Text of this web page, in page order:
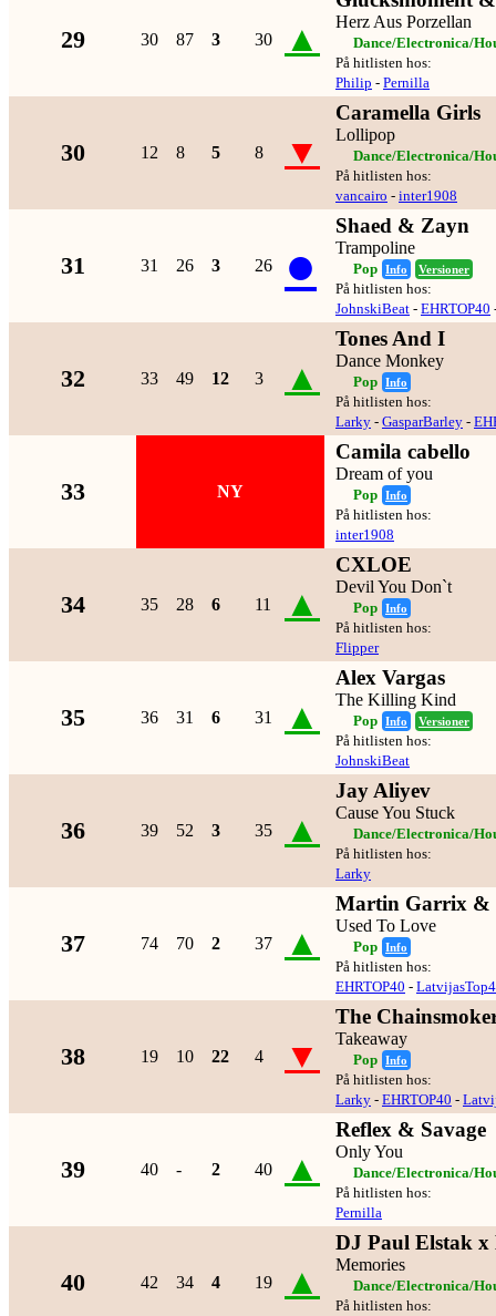
29 30 87 3 30 ▲ Herz Aus Porzellan
Dance/Electronica/
På hitlisten hos:
Philip - Pernilla
30 12 8 5 8 ▼
Caramella Girls
Lollipop
Dance/Electronica/
På hitlisten hos:
vancairo - inter1908
31 31 26 3 26 ●
Shaed & Zayn
Trampoline
Pop Info Versioner
På hitlisten hos:
JohnskiBeat - EHRTOP40
32 33 49 12 3 ▲
Tones And I
Dance Monkey
Pop Info
På hitlisten hos:
Larky - GasparBarley -
33 NY
Camila cabello
Dream of you
Pop Info
På hitlisten hos:
inter1908
34 35 28 6 11 ▲
CXLOE
Devil You Don`t
Pop Info
På hitlisten hos:
Flipper
35 36 31 6 31 ▲
Alex Vargas
The Killing Kind
Pop Info Versioner
På hitlisten hos:
JohnskiBeat
36 39 52 3 35 ▲
Jay Aliyev
Cause You Stuck
Dance/Electronica/
På hitlisten hos:
Larky
37 74 70 2 37 ▲
Martin Garrix &
Used To Love
Pop Info
På hitlisten hos:
EHRTOP40 -
38 19 10 22 4 ▼
The
Takeaway
Pop Info
På hitlisten hos:
Larky - EHRTOP40 -
39 40 - 2 40 ▲
Reflex & Savage
Only You
Dance/Electronica/
På hitlisten hos:
Pernilla
40 42 34 4 19 ▲
DJ Paul Elstak x
Memories
Dance/Electronica/
På hitlisten hos: